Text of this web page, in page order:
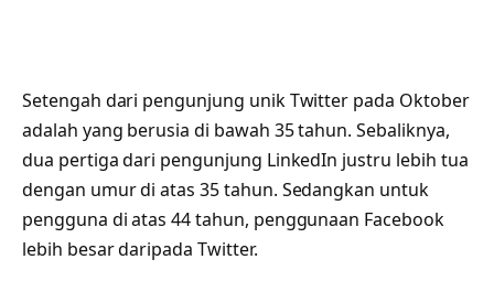
Setengah dari pengunjung unik Twitter pada Oktober
adalah yang berusia di bawah 35 tahun. Sebaliknya,
dua pertiga dari pengunjung LinkedIn justru lebih tua
dengan umur di atas 35 tahun. Sedangkan untuk
pengguna di atas 44 tahun, penggunaan Facebook
lebih besar daripada Twitter.